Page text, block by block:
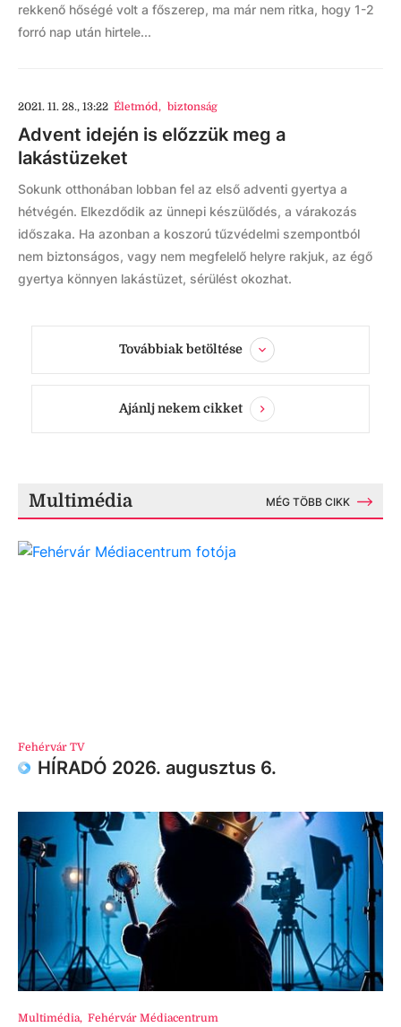
rekkenő hőségé volt a főszerep, ma már nem ritka, hogy 1-2
forró nap után hirtele...
2021. 11. 28., 13:22 Életmód, biztonság
Advent idején is előzzük meg a
lakástüzeket
Sokunk otthonában lobban fel az első adventi gyertya a
hétvégén. Elkezdődik az ünnepi készülődés, a várakozás
időszaka. Ha azonban a koszorú tűzvédelmi szempontból
nem biztonságos, vagy nem megfelelő helyre rakjuk, az égő
gyertya könnyen lakástüzet, sérülést okozhat.
Továbbiak betöltése
Ajánlj nekem cikket
Multimédia MÉG TÖBB CIKK
Fehérvár TV
HÍRADÓ 2026. augusztus 6.
Multimédia, Fehérvár Médiacentrum